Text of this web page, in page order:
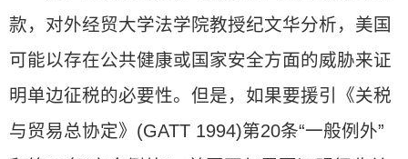
款，对外经贸大学法学院教授纪文华分析，美国
可能以存在公共健康或国家安全方面的威胁来证
明单边征税的必要性。但是，如果要援引《关税
与贸易总协定》(GATT 1994)第20条“一般例外”